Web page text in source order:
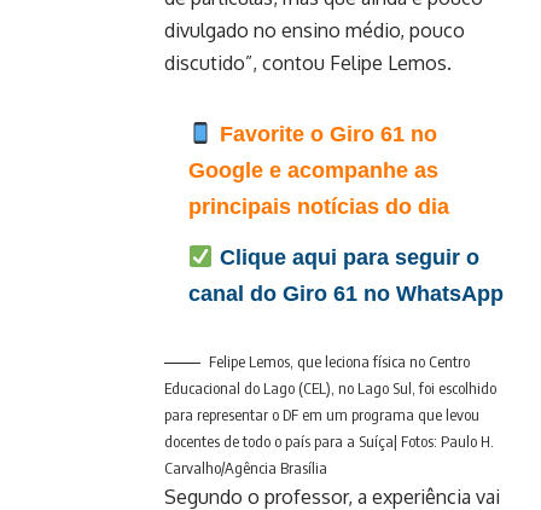
divulgado no ensino médio, pouco
discutido”, contou Felipe Lemos.
Favorite o Giro 61 no
Google e acompanhe as
principais notícias do dia
Clique aqui para seguir o
canal do Giro 61 no WhatsApp
Felipe Lemos, que leciona física no Centro
Educacional do Lago (CEL), no Lago Sul, foi escolhido
para representar o DF em um programa que levou
docentes de todo o país para a Suíça| Fotos: Paulo H.
Carvalho/Agência Brasília
Segundo o professor, a experiência vai